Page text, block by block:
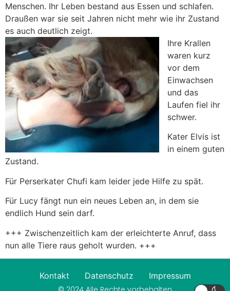
Menschen. Ihr Leben bestand aus Essen und schlafen.
Draußen war sie seit Jahren nicht mehr wie ihr Zustand
es auch deutlich zeigt.
Ihre Krallen
waren kurz
vor dem
Einwachsen
und das
Laufen fiel ihr
schwer.
Kater Elvis ist
in einem guten
Zustand.
Für Perserkater Chufi kam leider jede Hilfe zu spät.
Für Lucy fängt nun ein neues Leben an, in dem sie
endlich Hund sein darf.
+++ Zwischenzeitlich kam der erleichterte Anruf, dass
nun alle Tiere raus geholt wurden. +++
Kontakt Datenschutz
Impressum